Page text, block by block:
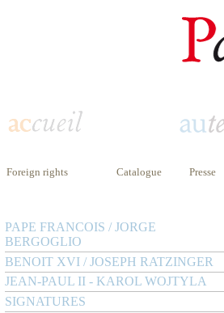
Foreign rights Catalogue Presse
PAPE FRANCOIS / JORGE
BERGOGLIO
BENOIT XVI / JOSEPH RATZINGER
JEAN-PAUL II - KAROL WOJTYLA
SIGNATURES